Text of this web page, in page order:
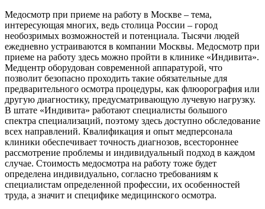
Медосмотр при приеме на работу в Москве – тема,
интересующая многих, ведь столица России – город
необозримых возможностей и потенциала. Тысячи людей
ежедневно устраиваются в компании Москвы. Медосмотр при
приеме на работу здесь можно пройти в клинике «Индивита».
Медцентр оборудован современной аппаратурой, что
позволит безопасно проходить такие обязательные для
предварительного осмотра процедуры, как флюорография или
другую диагностику, предусматривающую лучевую нагрузку.
В штате «Индивита» работают специалисты большого
спектра специализаций, поэтому здесь доступно обследование
всех направлений. Квалификация и опыт медперсонала
клиники обеспечивает точность диагнозов, всестороннее
рассмотрение проблемы и индивидуальный подход в каждом
случае. Стоимость медосмотра на работу тоже будет
определена индивидуально, согласно требованиям к
специалистам определенной профессии, их особенностей
труда, а значит и специфике медицинского осмотра.